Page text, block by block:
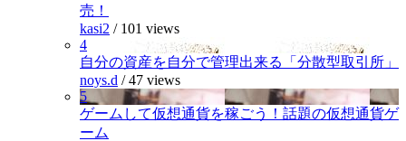
売！
kasi2 / 101 views
4
自分の資産を自分で管理出来る「分散型取引所」
noys.d /47 views
5
ゲームして仮想通貨を稼ごう！話題の仮想通貨ゲ
ーム